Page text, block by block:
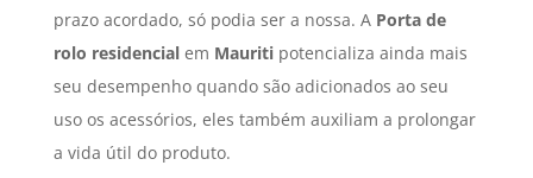
prazo acordado, só podia ser a nossa. A Porta de
rolo residencialem Mauritipotencializa ainda mais
seu desempenho quando são adicionados ao seu
uso os acessórios, eles também auxiliam a prolongar
a vida útil do produto.